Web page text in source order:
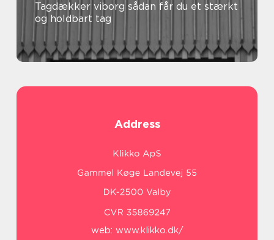
Tagdækker viborg sådan får du et stærkt
og holdbart tag
Address
web: www.klikko.dk/